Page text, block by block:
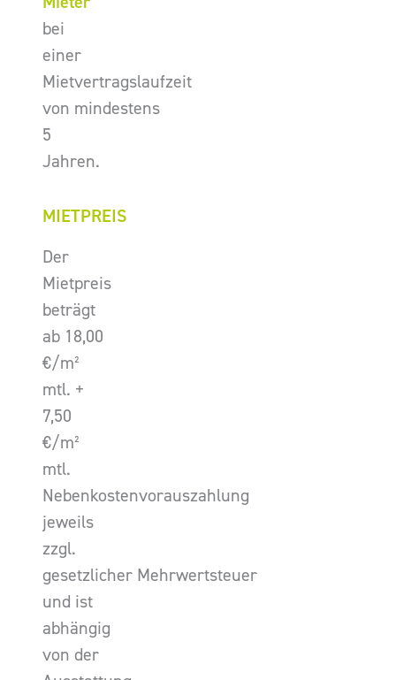
bei
einer
Mietvertragslaufzeit
von mindestens
5
Jahren.
MIETPREIS
Der
Mietpreis
beträgt
ab 18,00
€/m²
mtl. +
7,50
€/m²
mtl.
Nebenkostenvorauszahlung
jeweils
zzgl.
gesetzlicher Mehrwertsteuer
und ist
abhängig
von der